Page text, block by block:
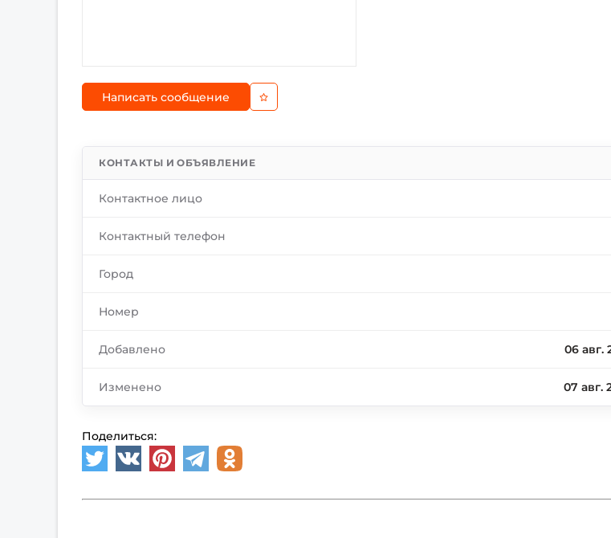
Написать сообщение
КОНТАКТЫ И ОБЪЯВЛЕНИЕ
Контактное лицо
Контактный телефон
Город
Номер
Добавлено 06 авг.
Изменено 07 авг.
Поделиться: